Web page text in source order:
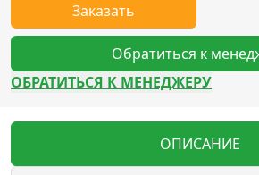
Заказать
Обратиться к
ОБРАТИТЬСЯ К МЕНЕДЖЕРУ
ОПИСАНИЕ